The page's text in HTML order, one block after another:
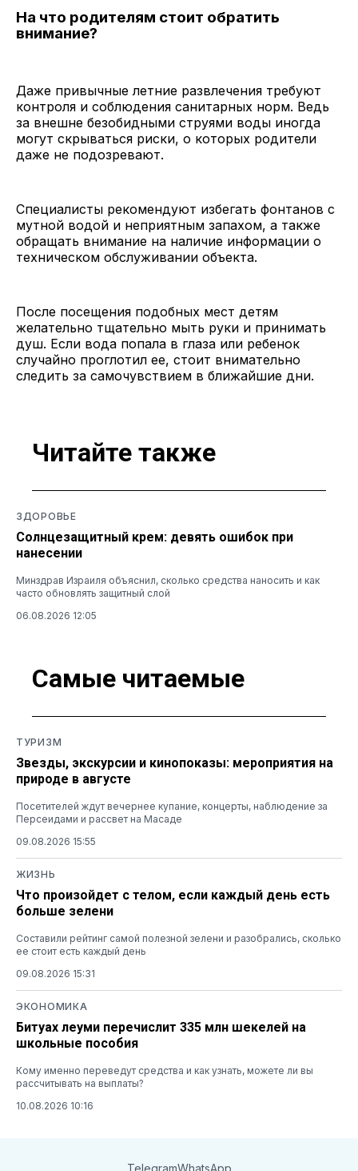
На что родителям стоит обратить
внимание?
Даже привычные летние развлечения требуют
контроля и соблюдения санитарных норм. Ведь
за внешне безобидными струями воды иногда
могут скрываться риски, о которых родители
даже не подозревают.
Специалисты рекомендуют избегать фонтанов с
мутной водой и неприятным запахом, а также
обращать внимание на наличие информации о
техническом обслуживании объекта.
После посещения подобных мест детям
желательно тщательно мыть руки и принимать
душ. Если вода попала в глаза или ребенок
случайно проглотил ее, стоит внимательно
следить за самочувствием в ближайшие дни.
Читайте также
ЗДОРОВЬЕ
Солнцезащитный крем: девять ошибок при
нанесении
Минздрав Израиля объяснил, сколько средства наносить и как
часто обновлять защитный слой
06.08.2026 12:05
Самые читаемые
ТУРИЗМ
Звезды, экскурсии и кинопоказы: мероприятия на
природе в августе
Посетителей ждут вечернее купание, концерты, наблюдение за
Персеидами и рассвет на Масаде
09.08.2026 15:55
ЖИЗНЬ
Что произойдет с телом, если каждый день есть
больше зелени
Составили рейтинг самой полезной зелени и разобрались, сколько
ее стоит есть каждый день
09.08.2026 15:31
ЭКОНОМИКА
Битуах леуми перечислит 335 млн шекелей на
школьные пособия
Кому именно переведут средства и как узнать, можете ли вы
рассчитывать на выплаты?
10.08.2026 10:16
TelegramWhatsApp